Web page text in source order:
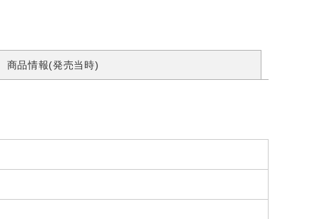
商品情報(発売当時)